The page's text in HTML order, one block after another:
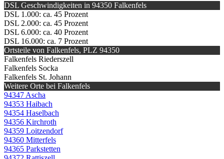
DSL Geschwindigkeiten in 94350 Falkenfels
DSL 1.000: ca. 45 Prozent
DSL 2.000: ca. 45 Prozent
DSL 6.000: ca. 40 Prozent
DSL 16.000: ca. 7 Prozent
Ortsteile von Falkenfels, PLZ 94350
Falkenfels Riederszell
Falkenfels Socka
Falkenfels St. Johann
Weitere Orte bei Falkenfels
94347 Ascha
94353 Haibach
94354 Haselbach
94356 Kirchroth
94359 Loitzendorf
94360 Mitterfels
94365 Parkstetten